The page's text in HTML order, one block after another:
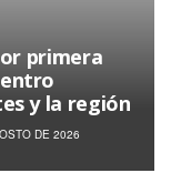
primera
y la región
DE 2026